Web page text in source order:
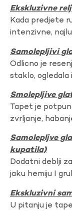
Ekskluzivne
Kada predjete
intenzivne,
Samolepljivi
Odlicno je
staklo, ogledala
Smolepljive
Tapet je
zvrljanje,
Samolepljve
kupatila)
Dodatni deblji
jaku hemiju I
Ekskluzivni
U pitanju je